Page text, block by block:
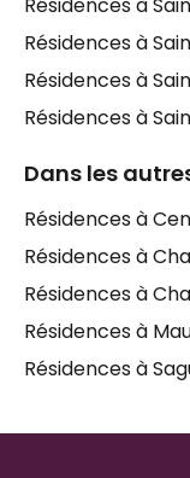
Lesproches
décisions.
types
soins, comparer
résidences pour
demande du
guidé dans ce
différence, tant
proche que pour
Résidences à
Résidences à
Résidences à
Dans les
Résidences à
Résidences à
Résidences à
Résidences à
Résidences à